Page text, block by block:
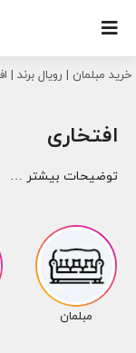
content
خرید مبلمان | رویال برند |
افتخاری
توضیحات بیشتر …
مبلمان